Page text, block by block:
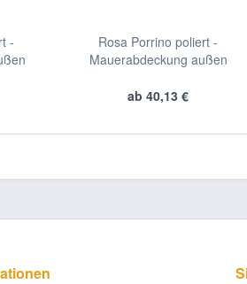
-
Rosa Porrino poliert -
Mauerabdeckung außen
ab 40,13 €